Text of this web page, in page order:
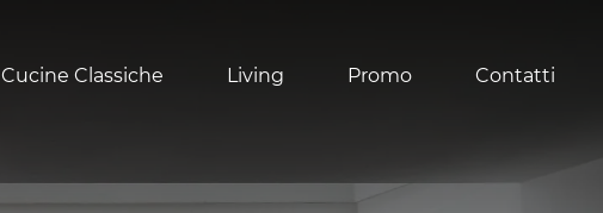
Cucine Classiche Living Promo Contatti